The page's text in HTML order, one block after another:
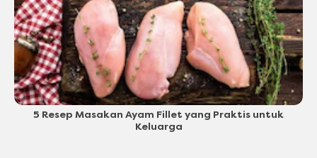
5 Resep Masakan Ayam Fillet yang Praktis untuk
Keluarga